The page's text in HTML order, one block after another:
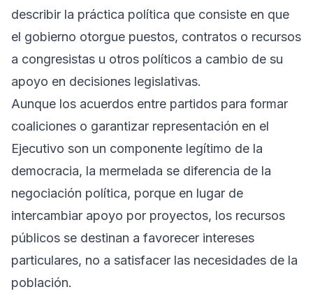
describir la práctica política que consiste en que
el gobierno otorgue puestos, contratos o recursos
a congresistas u otros políticos a cambio de su
apoyo en decisiones legislativas.
Aunque los acuerdos entre partidos para formar
coaliciones o garantizar representación en el
Ejecutivo son un componente legítimo de la
democracia, la mermelada se diferencia de la
negociación política, porque en lugar de
intercambiar apoyo por proyectos, los recursos
públicos se destinan a favorecer intereses
particulares, no a satisfacer las necesidades de la
población.